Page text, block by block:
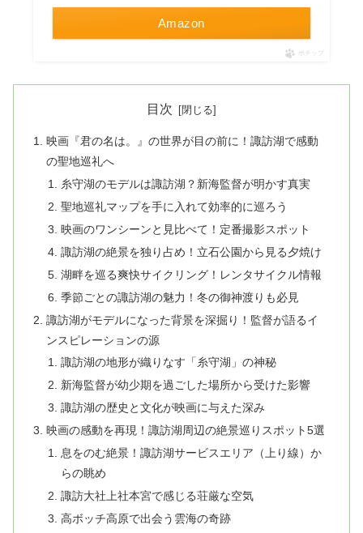
Amazon
ポチップ
目次
映画『君の名は。』の世界が目の前に！諏訪湖で感動
の聖地巡礼へ
糸守湖のモデルは諏訪湖？新海監督が明かす真実
聖地巡礼マップを手に入れて効率的に巡ろう
映画のワンシーンと見比べて！定番撮影スポット
諏訪湖の絶景を独り占め！立石公園から見る夕焼け
湖畔を巡る爽快サイクリング！レンタサイクル情報
季節ごとの諏訪湖の魅力！冬の御神渡りも必見
諏訪湖がモデルになった背景を深掘り！監督が語るイ
ンスピレーションの源
諏訪湖の地形が織りなす「糸守湖」の神秘
新海監督が幼少期を過ごした場所から受けた影響
諏訪湖の歴史と文化が映画に与えた深み
映画の感動を再現！諏訪湖周辺の絶景巡りスポット5選
息をのむ絶景！諏訪湖サービスエリア（上り線）か
らの眺め
諏訪大社上社本宮で感じる荘厳な空気
高ボッチ高原で出会う雲海の奇跡